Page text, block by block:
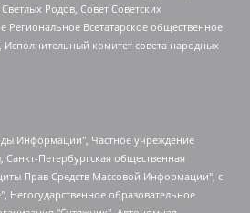
Родов, Совет Советских
Всетатарское общественное
комитет совета народных
Мария Леонидовна, Семенов Алексей Владимирович, Шаинян Карен Багратович, Шульман Екатерина Михайловна, Асафьев Артур Валерьевич, Вахштайн Виктор Семенович, Венедиктов Алексей Алексеевич, Лушникова Екатерина Евгеньевна, Волков Леонид Михайлович, Невзоров Александр Глебович, Пархоменко Сергей Борисович, Сироткин Ярослав Николаевич, Кара-Мурза Владимир Владимирович, Баранова Наталья Владимировна, Гозман Леонид Яковлевич, Кагарлицкий Борис Юльевич, Климарев Михаил Валерьевич, Милов Владимир Станиславович, Автономная некоммерческая организация Краснодарский центр современного искусства "Типография", Моргенштерн Алишер Тагирович, Соболь Любовь Эдуардовна, Общество с ограниченной ответственностью "ЛИЗА НОРМ", Каспаров Гарри Кимович, Ходорковский Михаил Борисович, Общество с ограниченной ответственностью "Апрельские тезисы", Данилович Ирина Брониславовна, Кашин Олег Владимирович, Петров Николай Владимирович, Пивоваров Алексей Владимирович, Соколов Михаил Владимирович, Цветкова Юлия Владимировна, Чичваркин Евгений Александрович, Комитет против пыток/Команда против пыток, Общество с ограниченной ответственностью "Первый научный", Общество с ограниченной ответственностью "Вертолет и ко", Белоцерковская Вероника Борисовна, Кац Максим Евгеньевич, Лазарева Татьяна Юрьевна, Шаведдинов Руслан Табризович, Яшин Илья Валерьевич, Общество с ограниченной ответственностью "Иноагент ААВ", Алешковский Дмитрий Петрович, Альбац Евгения Марковна, Быков Дмитрий Львович, Галямина Юлия Евгеньевна, Лойко Сергей Леонидович, Мартынов Кирилл Константинович, Медведев Сергей Александрович, Крашенинников Федор Геннадиевич, Гордеева Катерина Вл